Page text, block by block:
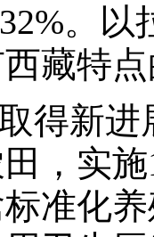
。
藏特
得新进
，实
准化